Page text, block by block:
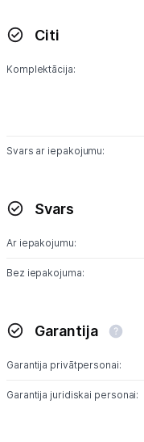
Citi
Komplektācija:
Svars ar iepakojumu:
Svars
Ar iepakojumu:
Bez iepakojuma:
Garantija
Garantija privātpersonai:
Garantija juridiskai personai: